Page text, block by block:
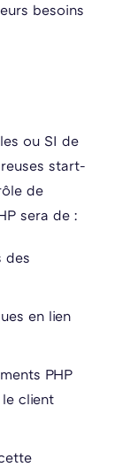
besoins
ou SI de
start-
de
sera de :
des
en lien
PHP
client